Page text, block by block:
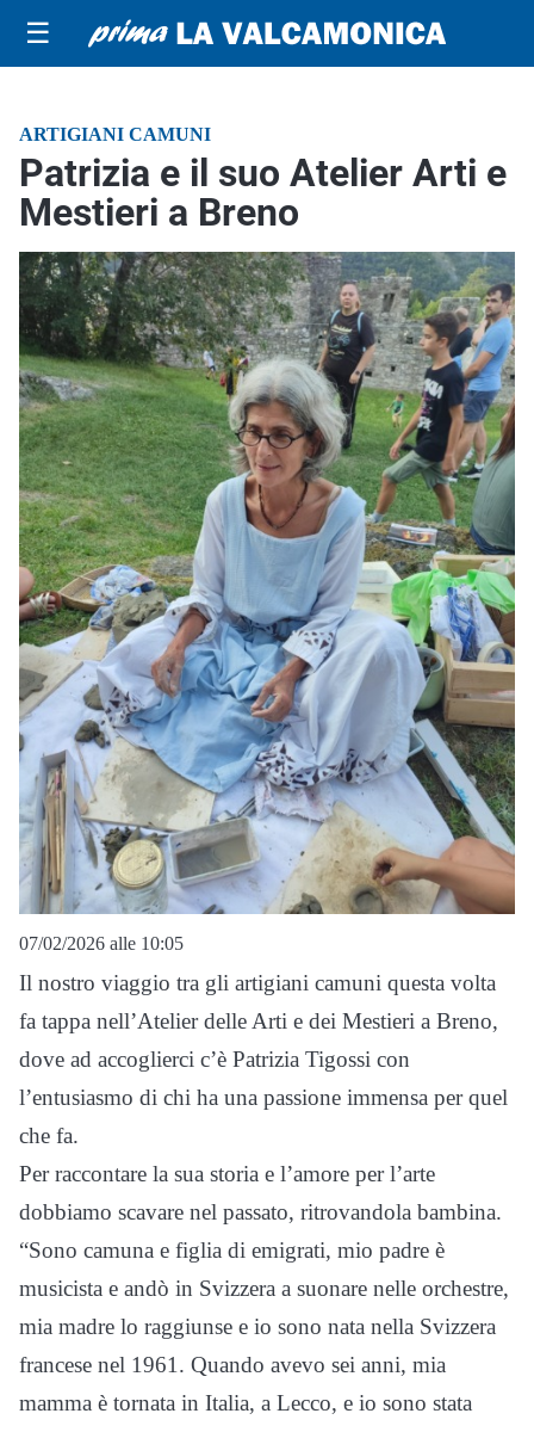
☰
ARTIGIANI CAMUNI
Patrizia e il suo Atelier Arti e
Mestieri a Breno
07/02/2026 alle 10:05
Il nostro viaggio tra gli artigiani camuni questa volta
fa tappa nell’Atelier delle Arti e dei Mestieri a Breno,
dove ad accoglierci c’è Patrizia Tigossi con
l’entusiasmo di chi ha una passione immensa per quel
che fa.
Per raccontare la sua storia e l’amore per l’arte
dobbiamo scavare nel passato, ritrovandola bambina.
“Sono camuna e figlia di emigrati, mio padre è
musicista e andò in Svizzera a suonare nelle orchestre,
mia madre lo raggiunse e io sono nata nella Svizzera
francese nel 1961. Quando avevo sei anni, mia
mamma è tornata in Italia, a Lecco, e io sono stata